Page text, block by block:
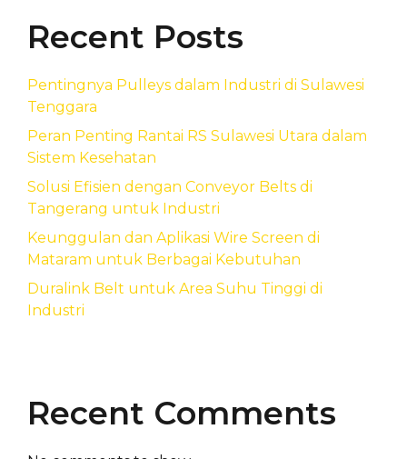
Recent Posts
Pentingnya Pulleys dalam Industri di Sulawesi
Tenggara
Peran Penting Rantai RS Sulawesi Utara dalam
Sistem Kesehatan
Solusi Efisien dengan Conveyor Belts di
Tangerang untuk Industri
Keunggulan dan Aplikasi Wire Screen di
Mataram untuk Berbagai Kebutuhan
Duralink Belt untuk Area Suhu Tinggi di
Industri
Recent Comments